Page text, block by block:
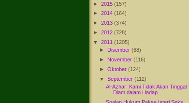
► 2015 (157)
► 2014 (164)
► 2013 (374)
► 2012 (728)
▼
2011 (1205)
►
Disember(68)
► November(116)
►Oktober(124)
▼
September(112)
Al-Azhar: Kami Tidak Akan Tinggal
Diam dalam Hadap...